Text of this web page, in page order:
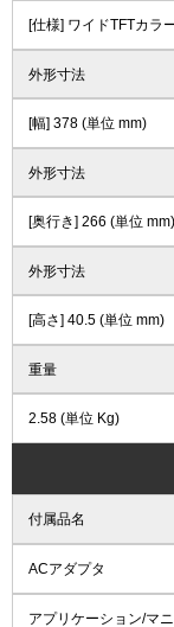
[仕様] ワイドTFTカラ
外形寸法
[幅] 378 (単位 mm)
外形寸法
[奥行き] 266 (単位 mm)
外形寸法
[高さ] 40.5 (単位 mm)
重量
2.58 (単位 Kg)
付属品名
ACアダプタ
アプリケーション/マ